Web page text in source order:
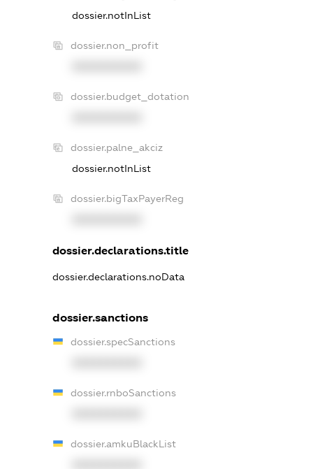
dossier.notInList
dossier.non_profit
dossier.budget_dotation
dossier.palne_akciz
dossier.notInList
dossier.bigTaxPayerReg
dossier.declarations.title
dossier.declarations.noData
dossier.sanctions
dossier.specSanctions
dossier.rnboSanctions
dossier.amkuBlackList